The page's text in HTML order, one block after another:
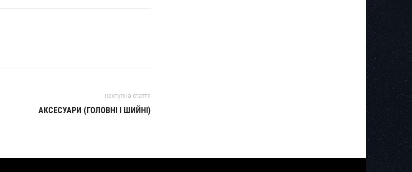
наступна стаття
АКСЕСУАРИ (ГОЛОВНІ І ШИЙНІ)